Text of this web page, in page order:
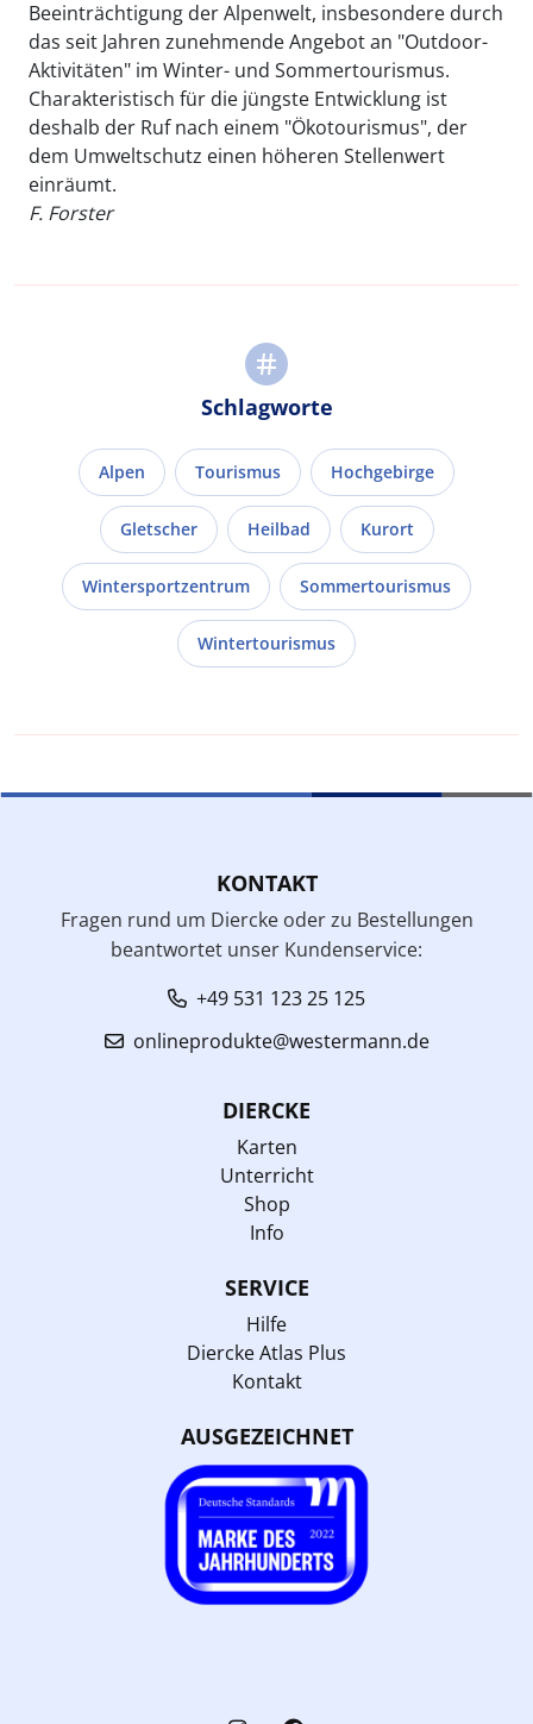
Beeinträchtigung der Alpenwelt, insbesondere durch
das seit Jahren zunehmende Angebot an "Outdoor-
Aktivitäten" im Winter- und Sommertourismus.
Charakteristisch für die jüngste Entwicklung ist
deshalb der Ruf nach einem "Ökotourismus", der
dem Umweltschutz einen höheren Stellenwert
einräumt.
F. Forster
Schlagworte
Alpen Tourismus Hochgebirge
Gletscher Heilbad Kurort
Wintersportzentrum Sommertourismus
Wintertourismus
KONTAKT
Fragen rund um Diercke oder zu Bestellungen
beantwortet unser Kundenservice:
+49 531 123 25 125
onlineprodukte@westermann.de
DIERCKE
Karten
Unterricht
Shop
Info
SERVICE
Hilfe
Diercke Atlas Plus
Kontakt
AUSGEZEICHNET